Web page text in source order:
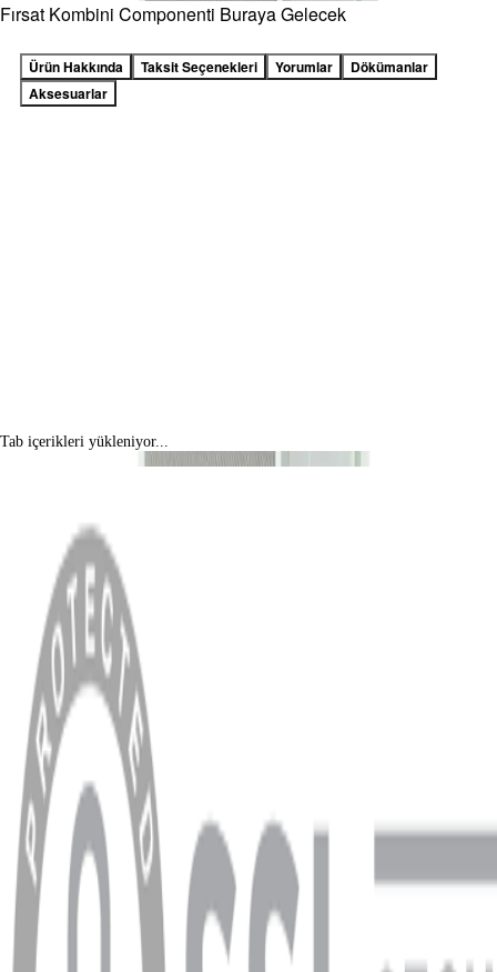
Fırsat Kombini Componenti Buraya Gelecek
Ürün Hakkında Taksit Seçenekleri Yorumlar
Dökümanlar
Aksesuarlar
Tab içerikleri yükleniyor...
MENÜ
Anasayfa
Hakkımızda
Blog
MÜŞTERİ HİZMETLERİ
Hesabım
Sipariş Sorgulama
Banka Hesap Bilgileri
YARDIM VE DESTEK
Ödeme ve Teslimat Şartları
Garanti ve İade Şartları
info@dukkanhifi.com
0850 441 40 44